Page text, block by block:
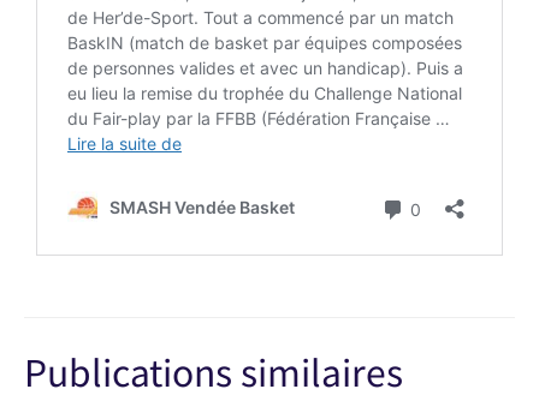
Publications similaires